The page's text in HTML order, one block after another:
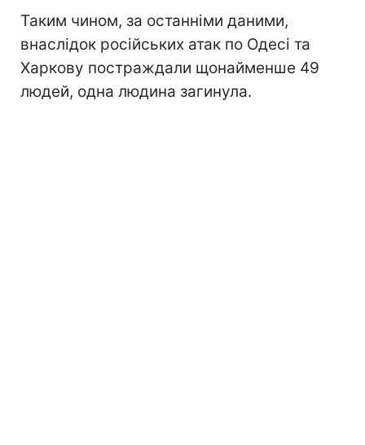
Таким чином, за останніми даними,
внаслідок російських атак по Одесі та
Харкову постраждали щонайменше 49
людей, одна людина загинула.